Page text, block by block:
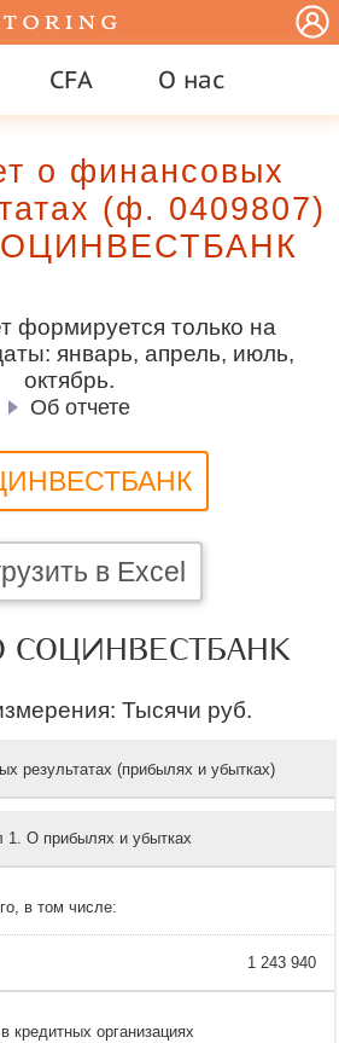
CFA О нас
о финансовых
(ф. 0409807)
формируется только на
январь, апрель, июль,
октябрь.
Об отчете
в Excel
СОЦИНВЕСТБАНК
Тысячи руб.
результатах (прибылях и убытках)
1. О прибылях и убытках
в том числе:
1 243 940
кредитных организациях